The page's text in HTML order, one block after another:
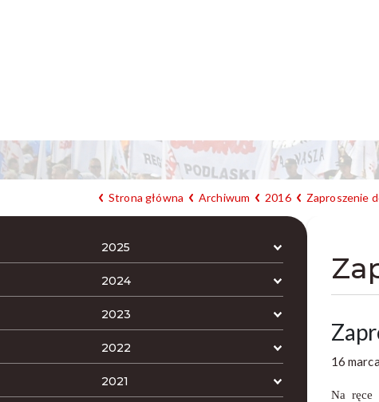
Strona główna Archiwum 2016 Zaproszenie
2025
2024
2023
2022
2021
16
Na ręce